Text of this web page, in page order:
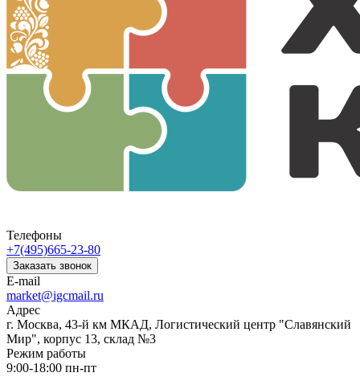
Телефоны
+7(495)665-23-80
Заказать звонок
E-mail
market@igcmail.ru
Адрес
г. Москва, 43-й км МКАД, Логистический центр "Славянский
Мир", корпус 13, склад №3
Режим работы
9:00-18:00 пн-пт